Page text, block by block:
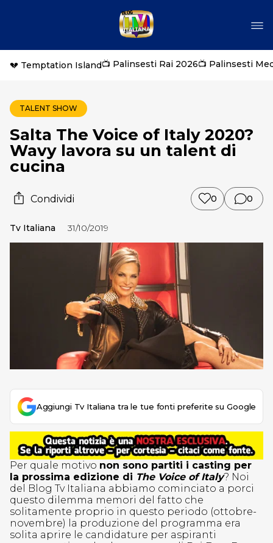
💔 Temptation Island📺 Palinsesti Rai 2026📺 Palinsesti
TALENT SHOW
Salta The Voice of Italy 2020?
Wavy lavora su un talent di
cucina
Condividi 0 0
Tv Italiana 31/10/2019
Aggiungi Tv Italiana tra le tue fonti preferite su Google
Per quale motivo non sono partiti i casting per
la prossima edizione di The Voice of Italy? Noi
del Blog Tv Italiana abbiamo cominciato a porci
questo dilemma memori del fatto che
solitamente proprio in questo periodo (ottobre-
novembre) la produzione del programma era
solita aprire le candidature per aspiranti